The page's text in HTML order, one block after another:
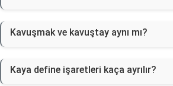
Kavuşmak ve kavuştay aynı mı?
Kaya define işaretleri kaça ayrılır?